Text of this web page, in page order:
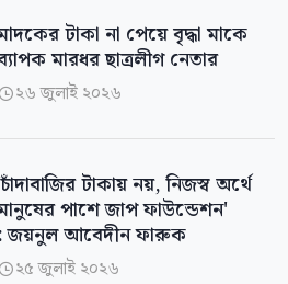
টাকা না পেয়ে বৃদ্ধা মাকে
মারধর ছাত্রলীগ নেতার
২৬ জুলাই ২০২৬
টাকায় নয়, নিজস্ব অর্থে
পাশে জাপ ফাউন্ডেশন'
: জয়নুল আবেদীন ফারুক
২৫ জুলাই ২০২৬